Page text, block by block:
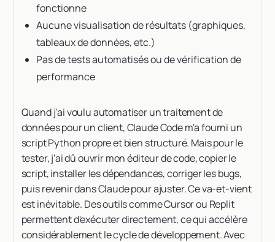
fonctionne
Aucune visualisation de résultats (graphiques,
tableaux de données, etc.)
Pas de tests automatisés ou de vérification de
performance
Quand j'ai voulu automatiser un traitement de
données pour un client, Claude Code m'a fourni un
script Python propre et bien structuré. Mais pour le
tester, j'ai dû ouvrir mon éditeur de code, copier le
script, installer les dépendances, corriger les bugs,
puis revenir dans Claude pour ajuster. Ce va-et-vient
est inévitable. Des outils comme Cursor ou Replit
permettent d'exécuter directement, ce qui accélère
considérablement le cycle de développement. Avec